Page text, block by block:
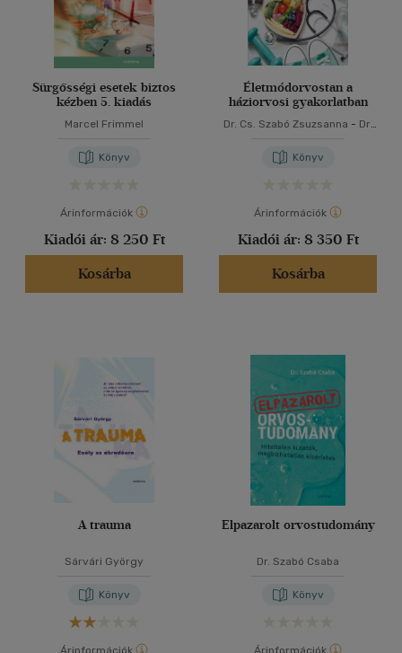
Sürgősségi esetek biztos
kézben 5. kiadás
Marcel Frimmel
Könyv
Árinformációk
Kiadói ár: 8 250 Ft
Kosárba
Életmódorvostan a
háziorvosi gyakorlatban
Dr. Cs. Szabó Zsuzsanna - Dr.
Könyv
Árinformációk
Kiadói ár: 8 350 Ft
Kosárba
A trauma
Sárvári György
Könyv
Árinformációk
Elpazarolt orvostudomány
Dr. Szabó Csaba
Könyv
Árinformációk